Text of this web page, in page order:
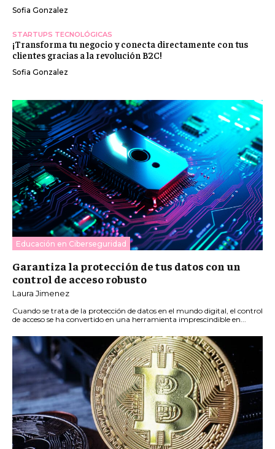
Sofia Gonzalez
STARTUPS TECNOLÓGICAS
¡Transforma tu negocio y conecta directamente con tus
clientes gracias a la revolución B2C!
Sofia Gonzalez
Educación en Ciberseguridad
Garantiza la protección de tus datos con un
control de acceso robusto
Laura Jimenez
Cuando se trata de la protección de datos en el mundo digital, el control
de acceso se ha convertido en una herramienta imprescindible en...